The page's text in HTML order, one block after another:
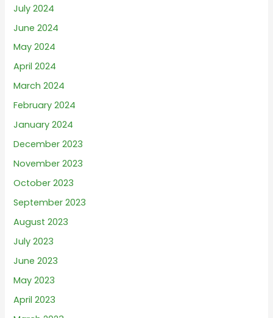
July 2024
June 2024
May 2024
April 2024
March 2024
February 2024
January 2024
December 2023
November 2023
October 2023
September 2023
August 2023
July 2023
June 2023
May 2023
April 2023